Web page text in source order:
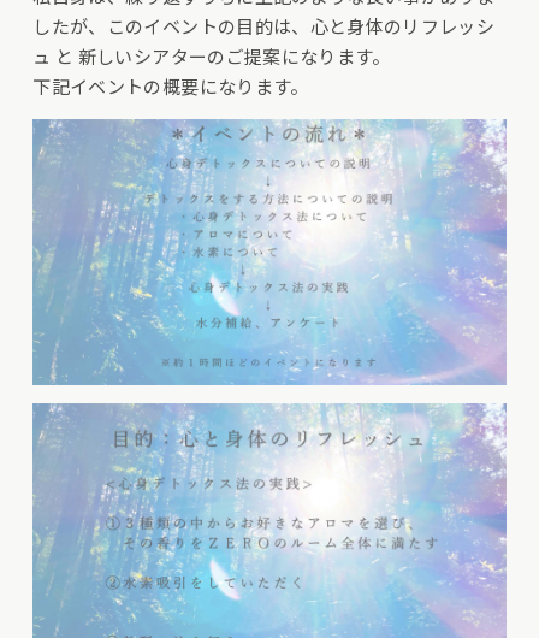
したが、このイベントの目的は、心と身体のリフレッシ
ュ と 新しいシアターのご提案になります。
下記イベントの概要になります。